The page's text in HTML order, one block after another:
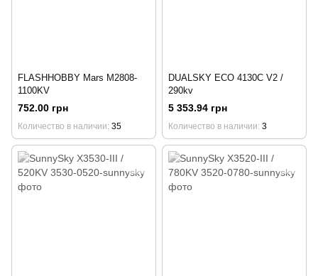
FLASHHOBBY Mars M2808-
1100KV
752.00 грн
Количество в наличии 35
DUALSKY ECO 4130C V2 /
290kv
5 353.94 грн
Количество в наличии 3